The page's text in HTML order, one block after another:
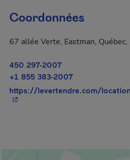
Coordonnées
67 allée Verte, Eastman, Québec,
450 297-2007
+1 855 383-2007
https://levertendre.com/